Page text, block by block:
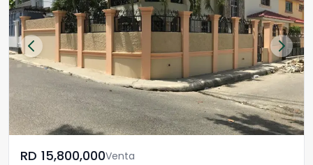
RD	15,800,000Venta